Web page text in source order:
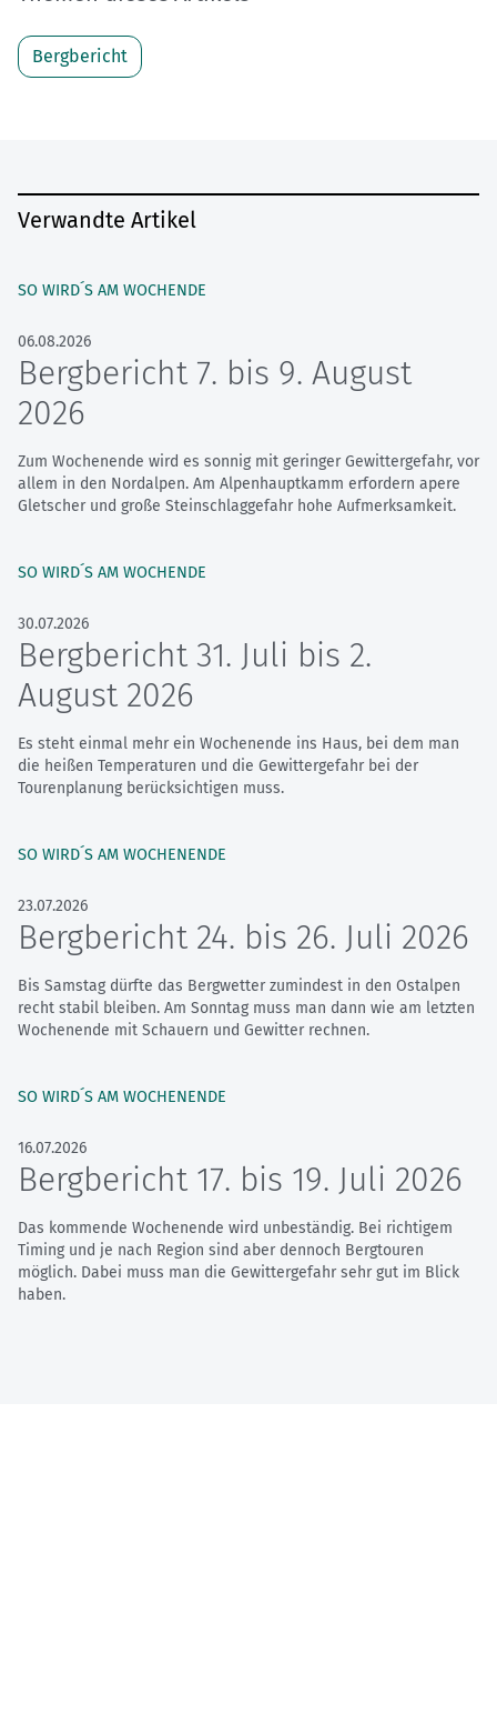
Bergbericht
Verwandte Artikel
SO WIRD´S AM WOCHENDE
06.08.2026
Bergbericht 7. bis 9. August
2026
Zum Wochenende wird es sonnig mit geringer Gewittergefahr, vor
allem in den Nordalpen. Am Alpenhauptkamm erfordern apere
Gletscher und große Steinschlaggefahr hohe Aufmerksamkeit.
SO WIRD´S AM WOCHENDE
30.07.2026
Bergbericht 31. Juli bis 2.
August 2026
Es steht einmal mehr ein Wochenende ins Haus, bei dem man
die heißen Temperaturen und die Gewittergefahr bei der
Tourenplanung berücksichtigen muss.
SO WIRD´S AM WOCHENENDE
23.07.2026
Bergbericht 24. bis 26. Juli 2026
Bis Samstag dürfte das Bergwetter zumindest in den Ostalpen
recht stabil bleiben. Am Sonntag muss man dann wie am letzten
Wochenende mit Schauern und Gewitter rechnen.
SO WIRD´S AM WOCHENENDE
16.07.2026
Bergbericht 17. bis 19. Juli 2026
Das kommende Wochenende wird unbeständig. Bei richtigem
Timing und je nach Region sind aber dennoch Bergtouren
möglich. Dabei muss man die Gewittergefahr sehr gut im Blick
haben.